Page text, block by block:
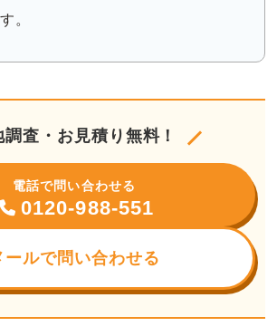
。
調査・お見積り無料！
電話で問い合わせる
0120-988-551
ールで問い合わせる